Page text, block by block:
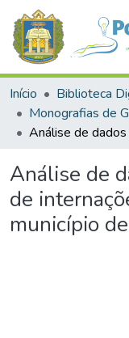
Início
Monografias de
Análise de
de
município